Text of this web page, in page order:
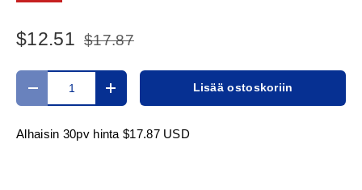
$12.51 $17.87
Määrä
Translation missing: fi.cart.items.decrease_quantity
Translation missing:Lisää ostoskoriin
Alhaisin 30pv hinta $17.87 USD